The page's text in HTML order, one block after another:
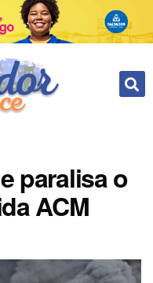
paralisa o
ACM